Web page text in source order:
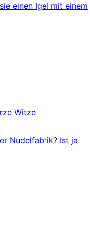
einen Igel mit einem
Witze
Nudelfabrik? Ist ja